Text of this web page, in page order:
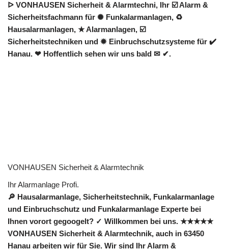
ᐅ VONHAUSEN Sicherheit & Alarmtechni, Ihr ☑️ Alarm &
Sicherheitsfachmann für ✺ Funkalarmanlagen, ♻
Hausalarmanlagen, ★ Alarmanlagen, ☑️
Sicherheitstechniken und ✹ Einbruchschutzsysteme für ✔️
Hanau. ❤ Hoffentlich sehen wir uns bald ✉ ✔.
VONHAUSEN Sicherheit & Alarmtechnik
Ihr Alarmanlage Profi.
🔎 Hausalarmanlage, Sicherheitstechnik, Funkalarmanlage
und Einbruchschutz und Funkalarmanlage Experte bei
Ihnen vorort gegoogelt? ✓ Willkommen bei uns. ★★★★★
VONHAUSEN Sicherheit & Alarmtechnik, auch in 63450
Hanau arbeiten wir für Sie. Wir sind Ihr Alarm &